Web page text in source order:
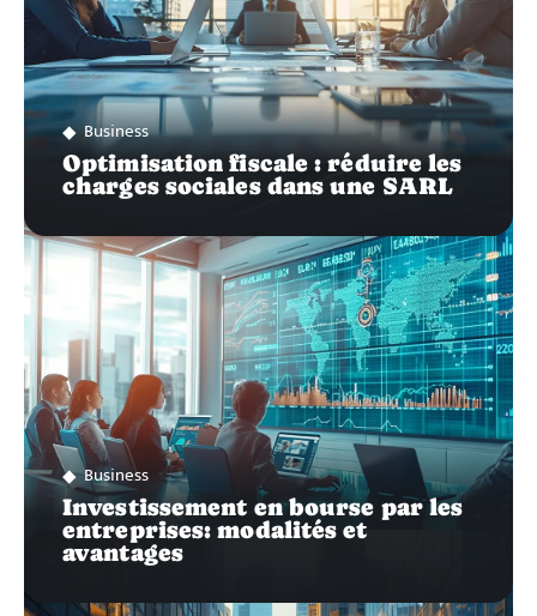
Business
Optimisation fiscale : réduire les
charges sociales dans une SARL
Business
Investissement en bourse par les
entreprises: modalités et
avantages